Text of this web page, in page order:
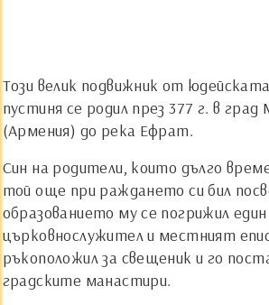
Този велик подвижник от
пустиня се родил през 377 г. в
(Армения) до река Ефрат.
Син на родители, които дълго
той още при раждането си бил
образованието му се погрижил един
църковнослужител и местният
ръкоположил за свещеник и го
градските манастири.